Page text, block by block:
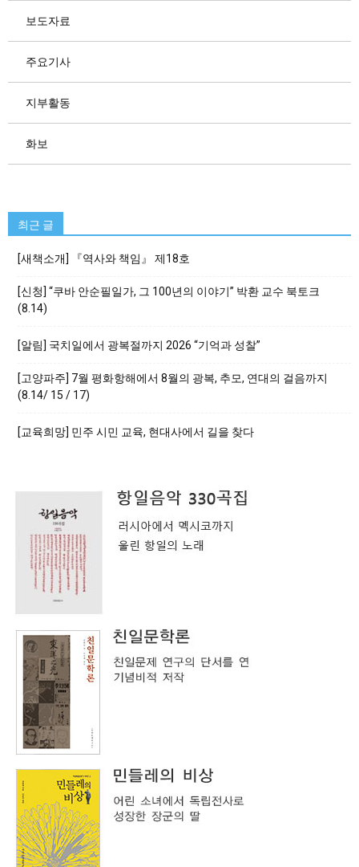
보도자료
주요기사
지부활동
화보
최근 글
[새책소개] 『역사와 책임』 제18호
[신청] “쿠바 안순필일가, 그 100년의 이야기” 박환 교수 북토크
(8.14)
[알림] 국치일에서 광복절까지 2026 “기억과 성찰”
[고양파주] 7월 평화항해에서 8월의 광복, 추모, 연대의 걸음까지
(8.14/ 15 / 17)
[교육희망] 민주 시민 교육, 현대사에서 길을 찾다